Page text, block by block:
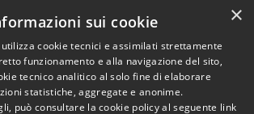
di accessibilità
Copyright © 2026 • Comune di
×
sui cookie
cookie tecnici e assimilati strettamente
funzionamento e alla navigazione del sito,
tecnico analitico al solo fine di elaborare
statistiche, aggregate e anonime.
può consultare la cookie policy al seguente link